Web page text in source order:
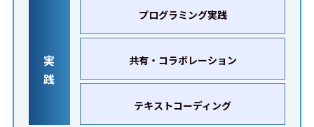
実
践
プログラミング実践
共有・コラボレーション
テキストコーディング